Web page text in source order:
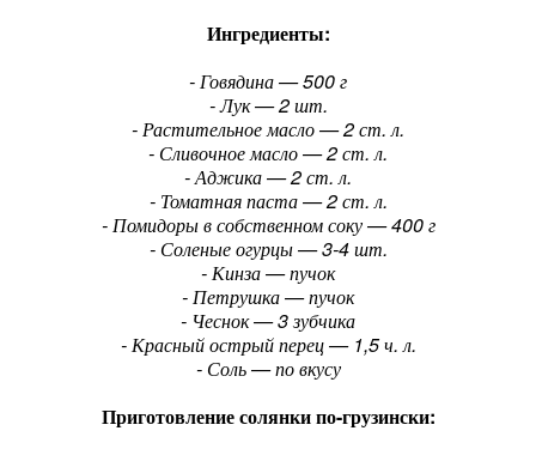
Ингредиенты:
- Говядина — 500 г
- Лук — 2 шт.
- Растительное масло — 2 ст. л.
- Сливочное масло — 2 ст. л.
- Аджика — 2 ст. л.
- Томатная паста — 2 ст. л.
- Помидоры в собственном соку — 400 г
- Соленые огурцы — 3-4 шт.
- Кинза — пучок
- Петрушка — пучок
- Чеснок — 3 зубчика
- Красный острый перец — 1,5 ч. л.
- Соль — по вкусу
Приготовление солянки по-грузински: